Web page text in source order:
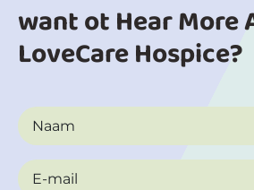
want ot Hear More
LoveCare Hospice?